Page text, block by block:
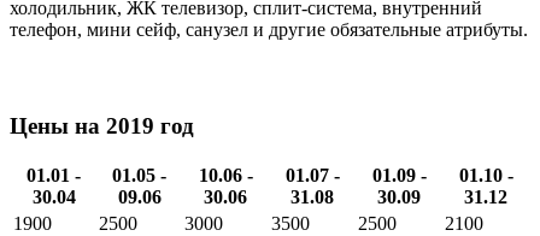
холодильник, ЖК телевизор, сплит-система, внутренний
телефон, мини сейф, санузел и другие обязательные атрибуты.
Цены на 2019 год
01.01 -
30.04
01.05 -
09.06
10.06 -
30.06
01.07 -
31.08
01.09 -
30.09
01.10 -
31.12
1900
2500 3000 3500 2500 2100